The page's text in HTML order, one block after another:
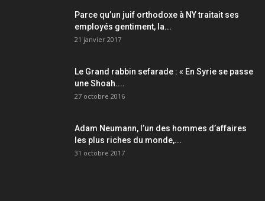
Parce qu’un juif orthodoxe à NY traitait ses
employés gentiment, la...
21 janvier 2017
Le Grand rabbin sefarade : « En Syrie se passe
une Shoah....
27 octobre 2016
Adam Neumann, l’un des hommes d’affaires
les plus riches du monde,...
31 octobre 2017